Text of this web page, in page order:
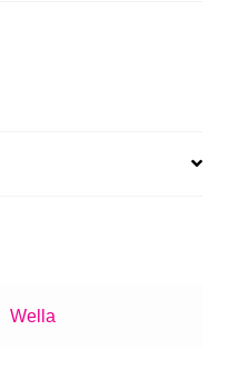
Wella